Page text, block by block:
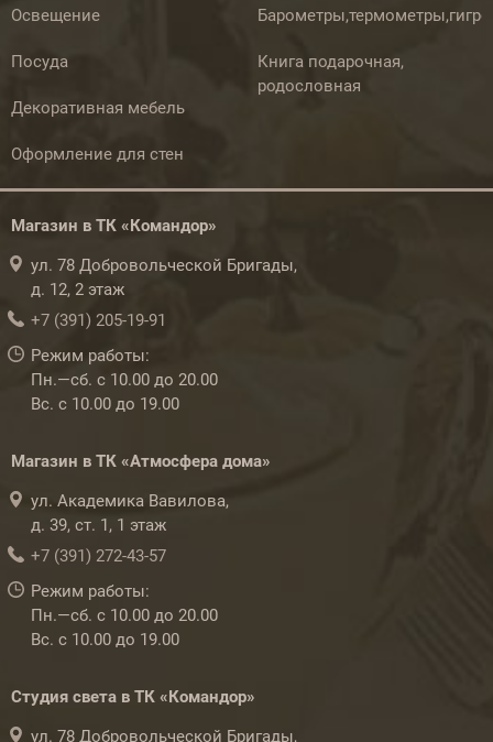
Освещение
Посуда
Декоративная мебель
Оформление для стен
Книга подарочная,
родословная
Магазин в ТК «Командор»
ул. 78 Добровольческой Бригады,
д. 12, 2 этаж
+7 (391) 205-19-91
Режим работы:
Пн.—сб. с 10.00 до 20.00
Вс. с 10.00 до 19.00
Магазин в ТК «Атмосфера дома»
ул. Академика Вавилова,
д. 39, ст. 1, 1 этаж
+7 (391) 272-43-57
Режим работы:
Пн.—сб. с 10.00 до 20.00
Вс. с 10.00 до 19.00
Студия света в ТК «Командор»
ул. 78 Добровольческой Бригады,